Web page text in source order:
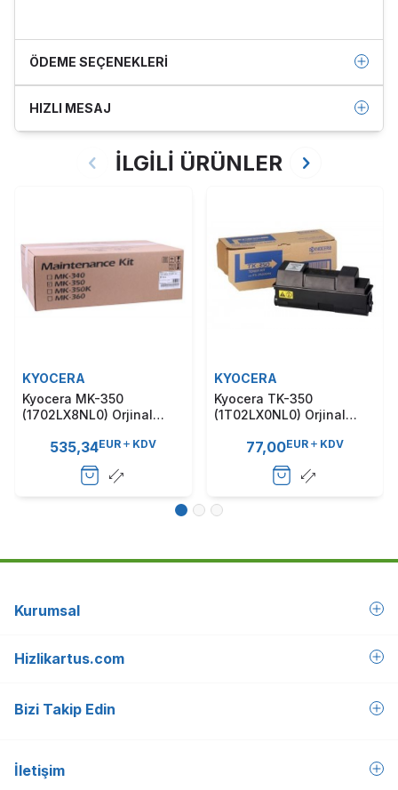
ÖDEME SEÇENEKLERI
HIZLI MESAJ
İLGİLİ ÜRÜNLER
KYOCERA
Kyocera MK-350
(1702LX8NL0) Orjinal
3140 (T9227)
535,34EUR KDV
KYOCERA
Kyocera TK-350
(1T02LX0NL0) Orjinal
3140 (T3146)A
77,00EUR KDV
Kurumsal
Hizlikartus.com
Bizi Takip Edin
İletişim